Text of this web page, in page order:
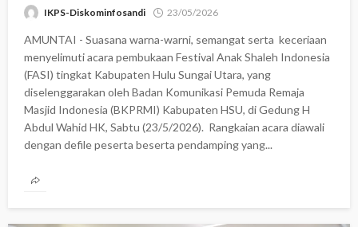
IKPS-Diskominfosandi 23/05/2026
AMUNTAI - Suasana warna-warni, semangat serta keceriaan
menyelimuti acara pembukaan Festival Anak Shaleh Indonesia
(FASI) tingkat Kabupaten Hulu Sungai Utara, yang
diselenggarakan oleh Badan Komunikasi Pemuda Remaja
Masjid Indonesia (BKPRMI) Kabupaten HSU, di Gedung H
Abdul Wahid HK, Sabtu (23/5/2026). ‎ ‎Rangkaian acara diawali
dengan defile peserta beserta pendamping yang...